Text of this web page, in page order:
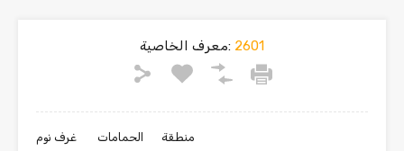
معرف الخاصية: 2601
غرف نوم الحمامات منطقة